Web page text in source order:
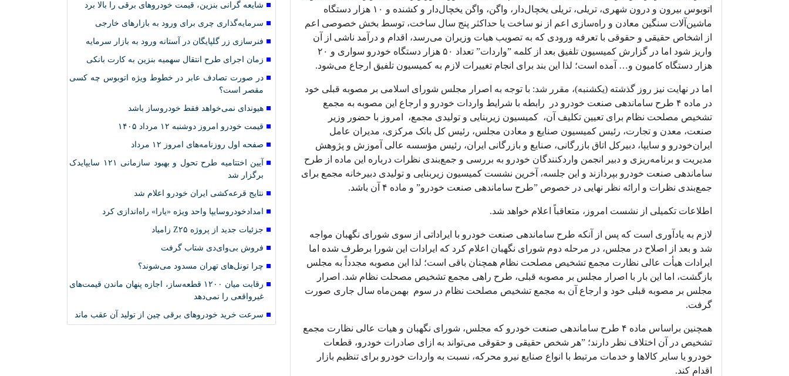
اتوبوس بیرون و درون شهری، تریلی، تریلی یخچال‌دار، واگن، واگن یخچال‌دار و کشنده و ۱۰ هزار دستگاه
ماشین‌آلات سنگین معادن و راه‌سازی اعم از نو ساخت یا حداکثر پنج سال ساخت، توسط بخش خصوصی اعم
از اشخاص حقیقی و حقوقی با تعرفه ورودی که به تصویب هیات وزیران می‌رسد، اقدام و درآمد ناشی از آن
واریز شود اما در گزارش کمیسیون تلفیق بعد از کلمه ”واردات” تعداد ۵۰ هزار دستگاه خودرو سواری و ۲۰
هزار دستگاه کامیون و… آمده است؛ لذا این بند برای انجام تغییرات لازم به کمیسیون تلفیق ارجاع می‌شود.
اما در نهایت نیز روز گذشته (یکشنبه)، مقرر شد: با توجه به اصرار مجلس شورای اسلامی بر مصوبه قبلی خود
در ماده ۴ طرح ساماندهی صنعت خودرو در رابطه با شرایط واردات خودرو و ارجاع این مصوبه به مجمع
تشخیص مصلحت نظام برای تعیین تکلیف آن، کمیسیون زیربنایی و تولیدی مجمع، امروز با حضور وزیر
صنعت، معدن و تجارت، رئیس کمیسیون صنایع و معادن مجلس، رئیس کل بانک مرکزی، مدیران عامل
ایران‌خودرو و سایپا، دبیرکل اتاق بازرگانی، صنایع و بازرگانی ایران، رئیس مؤسسه عالی آموزش و پژوهش
مدیریت و برنامه‌ریزی و دبیر انجمن واردکنندگان خودرو به بررسی و جمع‌بندی نظرات درباره این ماده از طرح
ساماندهی صنعت خودرو بپردازند و این جلسه، آخرین نشست کمیسیون زیربنایی و تولیدی دبیرخانه مجمع برای
جمع‌بندی نظرات و ارائه نظر نهایی در خصوص ”طرح ساماندهی صنعت خودرو” و ماده ۴ آن باشد.
اطلاعات تکمیلی از نشست امروز، متعاقباً اعلام خواهد شد.
لازم به یادآوری است که پس از آنکه طرح ساماندهی صنعت خودرو با ایراداتی از سوی شورای نگهبان مواجه
شد و بعد از اصلاح در مجلس، در مرحله دوم شورای نگهبان اعلام کرد که ایرادات این شورا برطرف شده اما
ایرادات هیأت عالی نظارت مجمع تشخیص مصلحت نظام همچنان باقی است؛ لذا این مصوبه مجدداً به مجلس
بازگشت، اما این بار با اصرار مجلس بر مصوبه قبلی، طرح راهی مجمع تشخیص مصحلت نظام شد. اصرار
مجلس بر مصوبه قبلی خود و ارجاع آن به مجمع تشخیص مصلحت نظام در سوم بهمن‌ماه سال جاری صورت
گرفت.
همچنین براساس ماده ۴ طرح ساماندهی صنعت خودرو که مجلس، شورای نگهبان و هیات عالی نظارت مجمع
تشخیص در آن اختلاف نظر دارند؛ ”هر شخص حقیقی و حقوقی می‌تواند به ازای صادرات خودرو، قطعات
خودرو یا سایر کالاها و خدمات مرتبط با انواع صنایع نیرو محرکه، نسبت به واردات خودرو برای تنظیم بازار
اقدام کند.
شایعه گرانی بنزین، قیمت خودروهای برقی را بالا برد
سرمایه‌گذاری چری برای ورود به بازارهای خارجی
فنرسازی زر گلپایگان در آستانه ورود به بازار سرمایه
زمان اجرای طرح انتقال سهمیه بنزین به کارت بانکی
در صورت تصادف عابر در خطوط ویژه اتوبوس چه کسی
مقصر است؟
هیوندای نمی‌خواهد فقط خودروساز باشد
قیمت خودرو امروز دوشنبه ۱۲ مرداد ۱۴۰۵
صفحه اول روزنامه‌های امروز ۱۲ مرداد
آیین اختتامیه طرح تحول و بهبود سازمانی ۱۲۱ سایپایدک
برگزار شد
نتایج قرعه‌کشی ایران خودرو اعلام شد
امدادخودروسایپا واحد ویژه «یارا» راه‌اندازی کرد
جزئیات جدید از پروژه Z۲۵ زامیاد
فروش بی‌وای‌دی شتاب گرفت
چرا تونل‌های تهران مسدود می‌شوند؟
رقابت میان ۱۲۰۰ قطعه‌ساز، اجازه پنهان ماندن قیمت‌های
غیرواقعی را نمی‌دهد
سرعت خرید خودروهای برقی چین از تولید آن عقب ماند